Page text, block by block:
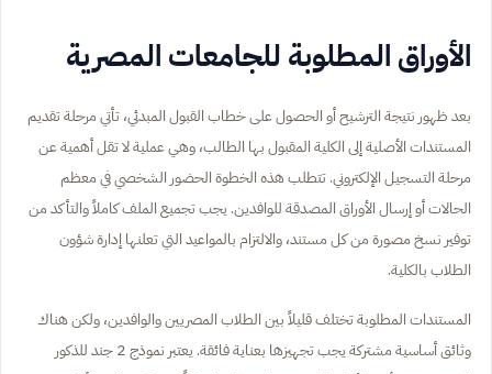
الأوراق المطلوبة للجامعات المصرية
بعد ظهور نتيجة الترشيح أو الحصول على خطاب القبول المبدئي، تأتي مرحلة تقديم
المستندات الأصلية إلى الكلية المقبول بها الطالب، وهي عملية لا تقل أهمية عن
مرحلة التسجيل الإلكتروني. تتطلب هذه الخطوة الحضور الشخصي في معظم
الحالات أو إرسال الأوراق المصدقة للوافدين. يجب تجميع الملف كاملاً والتأكد من
توفير نسخ مصورة من كل مستند، والالتزام بالمواعيد التي تعلنها إدارة شؤون
الطلاب بالكلية.
المستندات المطلوبة تختلف قليلاً بين الطلاب المصريين والوافدين، ولكن هناك
وثائق أساسية مشتركة يجب تجهيزها بعناية فائقة. يعتبر نموذج 2 جند للذكور